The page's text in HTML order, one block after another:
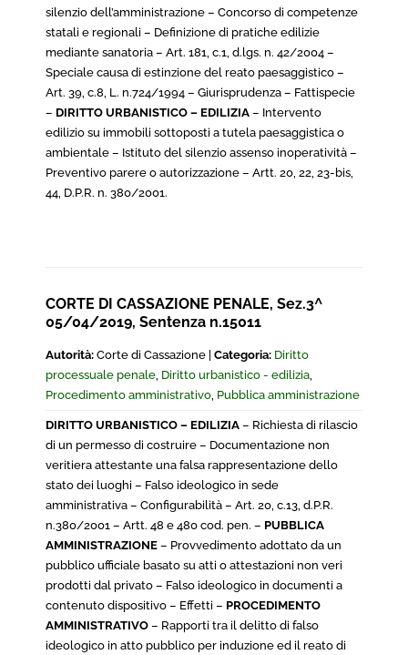
silenzio dell’amministrazione – Concorso di competenze
statali e regionali – Definizione di pratiche edilizie
mediante sanatoria – Art. 181, c.1, d.lgs. n. 42/2004 –
Speciale causa di estinzione del reato paesaggistico –
Art. 39, c.8, L. n.724/1994 – Giurisprudenza – Fattispecie
– DIRITTO URBANISTICO – EDILIZIA – Intervento
edilizio su immobili sottoposti a tutela paesaggistica o
ambientale – Istituto del silenzio assenso inoperatività –
Preventivo parere o autorizzazione – Artt. 20, 22, 23-bis,
44, D.P.R. n. 380/2001.
CORTE DI CASSAZIONE PENALE, Sez.3^
05/04/2019, Sentenza n.15011
Autorità: Corte di Cassazione | Categoria: Diritto
processuale penale, Diritto urbanistico - edilizia,
Procedimento amministrativo, Pubblica amministrazione
DIRITTO URBANISTICO – EDILIZIA – Richiesta di rilascio
di un permesso di costruire – Documentazione non
veritiera attestante una falsa rappresentazione dello
stato dei luoghi – Falso ideologico in sede
amministrativa – Configurabilità – Art. 20, c.13, d.P.R.
n.380/2001 – Artt. 48 e 480 cod. pen. – PUBBLICA
AMMINISTRAZIONE – Provvedimento adottato da un
pubblico ufficiale basato su atti o attestazioni non veri
prodotti dal privato – Falso ideologico in documenti a
contenuto dispositivo – Effetti – PROCEDIMENTO
AMMINISTRATIVO – Rapporti tra il delitto di falso
ideologico in atto pubblico per induzione ed il reato di